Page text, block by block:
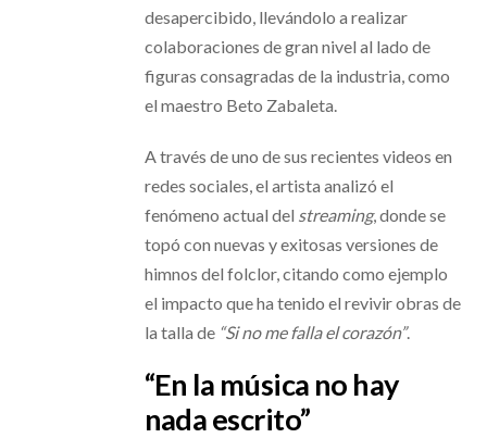
desapercibido, llevándolo a realizar
colaboraciones de gran nivel al lado de
figuras consagradas de la industria, como
el maestro Beto Zabaleta.
A través de uno de sus recientes videos en
redes sociales, el artista analizó el
fenómeno actual del streaming, donde se
topó con nuevas y exitosas versiones de
himnos del folclor, citando como ejemplo
el impacto que ha tenido el revivir obras de
la talla de “Si no me falla el corazón”.
“En la música no hay
nada escrito”